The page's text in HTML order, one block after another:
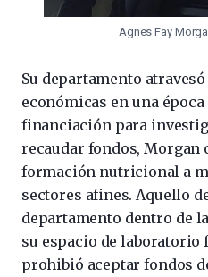
Agnes Fay
Su departamento
económicas en una época
financiación para
recaudar fondos, Morgan
formación nutricional a
sectores afines. Aquello
departamento dentro de
su espacio de laboratorio
prohibió aceptar fondos